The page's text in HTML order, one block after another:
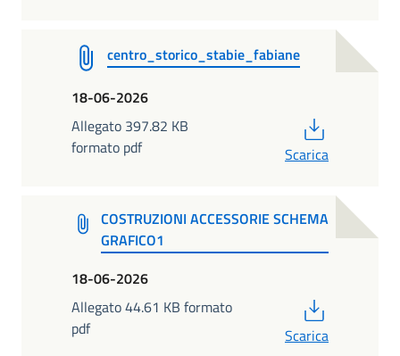
centro_storico_stabie_fabiane
18-06-2026
Allegato 397.82 KB
formato pdf
Scarica
COSTRUZIONI ACCESSORIE SCHEMA
GRAFICO1
18-06-2026
Allegato 44.61 KB formato
pdf
Scarica